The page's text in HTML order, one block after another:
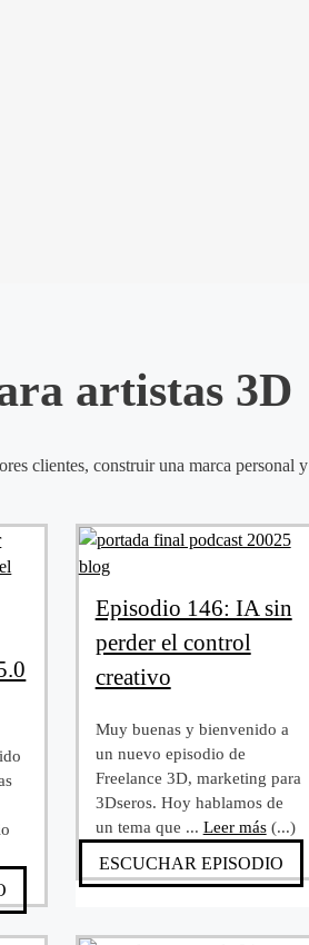
artistas 3D
clientes, construir una marca personal y
Episodio 146: IA sin
perder el control
creativo
Muy buenas y bienvenido a
un nuevo episodio de
Freelance 3D, marketing para
3Dseros. Hoy hablamos de
un tema que ... Leer más(...)
ESCUCHAR EPISODIO